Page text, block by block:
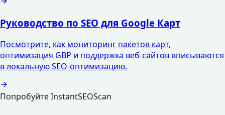
Руководство по SEO для Google Карт
Посмотрите, как мониторинг пакетов карт,
оптимизация GBP и поддержка веб-сайтов вписываются
в локальную SEO-оптимизацию.
Попробуйте InstantSEOScan